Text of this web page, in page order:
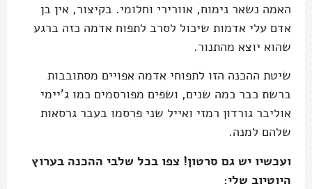
האמה נשאר נימוח, אוורירי וחלומי. בקיצור, אין בן
אדם עלי אדמות שיכול לסרב לתפוח אדמה כזה ברגע
שהוא יוצא מהתנור.
שיטת ההכנה הזו לתפוחי אדמה אפויים מסתובבות
ברשת כבר כמה שנים, ושפים מפורסמים כמו ג'יימי
אוליבר גורדון רמזי ואייל שני פרסמו בעבר גרסאות
שלהם למנה.
ועכשיו יש גם סרטון! צפו בכל שלבי ההכנה בערוץ
היוטיוב שלי: